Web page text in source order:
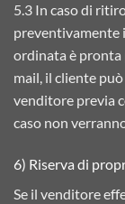
5.3 In caso di
preventivamente
ordinata è pronta
mail, il cliente
venditore previa
caso non
6) Riserva di
Se il venditore